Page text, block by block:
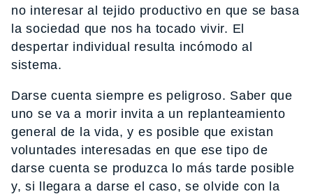
no interesar al tejido productivo en que se basa
la sociedad que nos ha tocado vivir. El
despertar individual resulta incómodo al
sistema.
Darse cuenta siempre es peligroso. Saber que
uno se va a morir invita a un replanteamiento
general de la vida, y es posible que existan
voluntades interesadas en que ese tipo de
darse cuenta se produzca lo más tarde posible
y, si llegara a darse el caso, se olvide con la